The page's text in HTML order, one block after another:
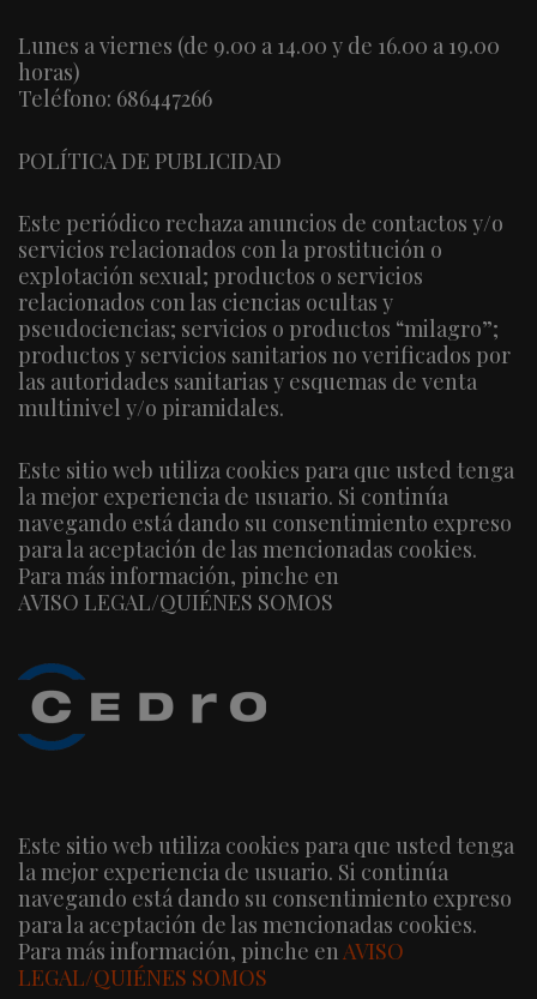
Lunes a viernes (de 9.00 a 14.00 y de 16.00 a 19.00
horas)
Teléfono: 686447266
POLÍTICA DE PUBLICIDAD
Este periódico rechaza anuncios de contactos y/o
servicios relacionados con la prostitución o
explotación sexual; productos o servicios
relacionados con las ciencias ocultas y
pseudociencias; servicios o productos “milagro”;
productos y servicios sanitarios no verificados por
las autoridades sanitarias y esquemas de venta
multinivel y/o piramidales.
Este sitio web utiliza cookies para que usted tenga
la mejor experiencia de usuario. Si continúa
navegando está dando su consentimiento expreso
para la aceptación de las mencionadas cookies.
Para más información, pinche en
AVISO LEGAL/QUIÉNES SOMOS
Este sitio web utiliza cookies para que usted tenga
la mejor experiencia de usuario. Si continúa
navegando está dando su consentimiento expreso
para la aceptación de las mencionadas cookies.
Para más información, pinche enAVISO
LEGAL/QUIÉNES SOMOS